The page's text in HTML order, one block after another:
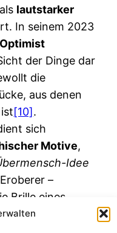
lautstarker
In seinem 2023
der Dinge dar
die
aus denen
[10].
sich
Motive,
Idee
–
Brille eines
Resultat ist eine